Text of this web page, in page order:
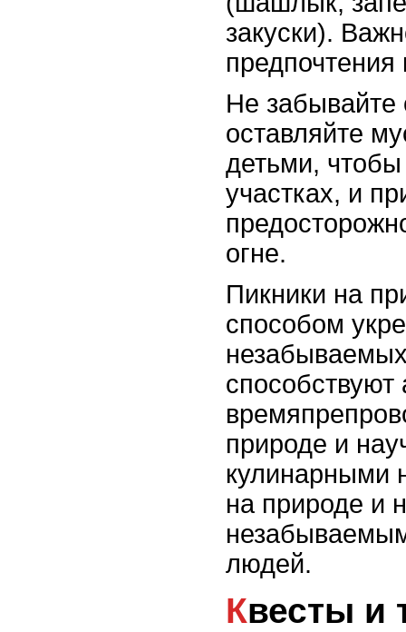
закуски).
предпочтения
Не забывайте
оставляйте
детьми,
участках, и
огне.
Пикники на
способом
способствуют
природе и
кулинарными
на природе и
людей.
Квесты